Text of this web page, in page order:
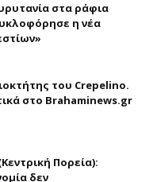
στα ράφια
η νέα
του Crepelino.
στο Brahaminews.gr
Πορεία):
δεν